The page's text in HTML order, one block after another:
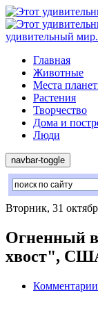
удивительный
Главная
Животные
Места
Растения
Творчество
Дома и
Люди
navbar-toggle
Вторник, 31
Огненный
хвост",